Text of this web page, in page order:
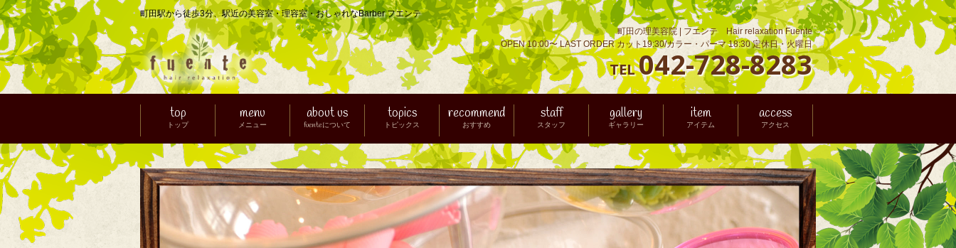
町田駅から徒歩3分、駅近の美容室・理容室・おしゃれなBarber フエンテ
町田の理美容院 | フエンテ Hair relaxation Fuente
OPEN 10:00〜 LAST ORDER カット19:30/カラー・パーマ 18:30定休日・火曜日
TEL042-728-8283
top
トップ
menu
メニュー
about us
fuenteについて
topics
トピックス
recommend
おすすめ
staff
スタッフ
gallery
ギャラリー
item
アイテム
access
アクセス